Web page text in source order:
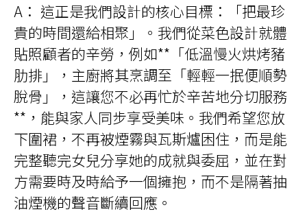
A： 這正是我們設計的核心目標：「把最珍
貴的時間還給相聚」。我們從菜色設計就體
貼照顧者的辛勞，例如**「低溫慢火烘烤豬
肋排」，主廚將其烹調至「輕輕一抿便順勢
脫骨」，這讓您不必再忙於辛苦地分切服務
**，能與家人同步享受美味。我們希望您放
下圍裙，不再被煙霧與瓦斯爐困住，而是能
完整聽完女兒分享她的成就與委屈，並在對
方需要時及時給予一個擁抱，而不是隔著抽
油煙機的聲音斷續回應。